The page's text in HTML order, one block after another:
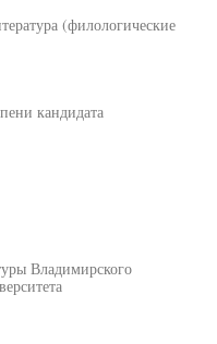
(филологические
кандидата
Владимирского